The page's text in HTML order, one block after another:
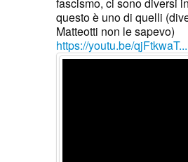
questo è uno di quelli
Matteotti non le sapevo)
https://youtu.be/qjFtkwaT...